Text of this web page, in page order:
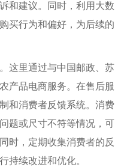
和建议。同时，利用大数
买行为和偏好，为后续的
这里通过与中国邮政、苏
产品电商服务。在售后服
和消费者反馈系统。消费
题或尺寸不符等情况，可
时，定期收集消费者的反
持续改进和优化。